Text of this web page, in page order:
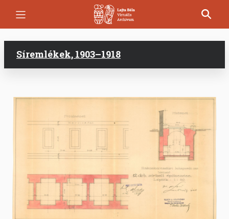
Síremlékek, 1903–1918